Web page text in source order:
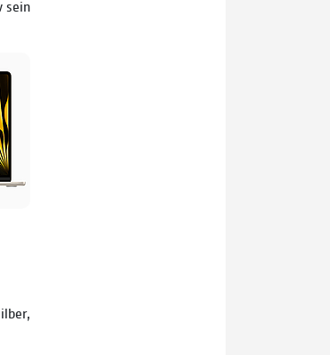
sein